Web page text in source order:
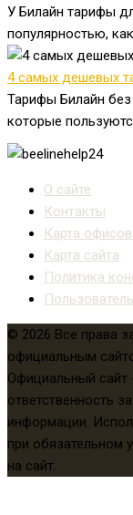
У Билайн тарифы
популярностью,
4 самых дешевых
Тарифы Билайн
которые
О сайте
Контакты
Карта
Карта сайта
Политика
© 2026 Все права
официальным
Официальный сайт
ответственность
информации.
при обязательном
на сайт.